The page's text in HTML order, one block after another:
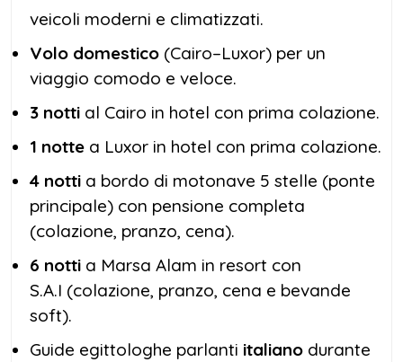
veicoli moderni e climatizzati.
Volo domestico (Cairo–Luxor) per un
viaggio comodo e veloce.
3 notti al Cairo in hotel con prima colazione.
1 notte a Luxor in hotel con prima colazione.
4 notti a bordo di motonave 5 stelle (ponte
principale) con pensione completa
(colazione, pranzo, cena).
6 notti a Marsa Alam in resort con
S.A.I (colazione, pranzo, cena e bevande
soft).
Guide egittologhe parlanti italiano durante